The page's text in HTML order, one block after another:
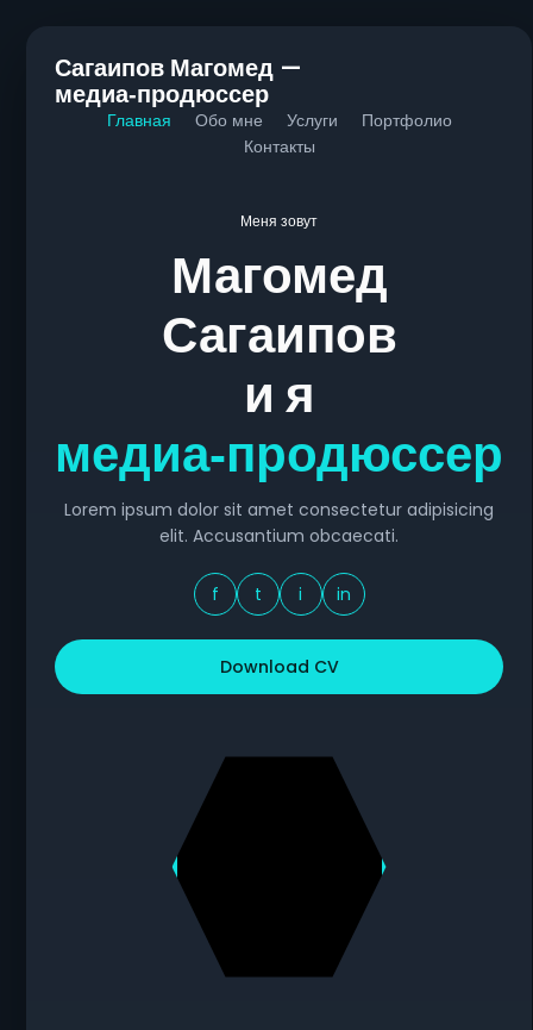
Сагаипов Магомед —
медиа‑продюссер
Главная Обо мне Услуги
Портфолио
Контакты
Меня зовут
Магомед
Сагаипов
и я
медиа‑продюссер
Lorem ipsum dolor sit amet consectetur adipisicing
elit. Accusantium obcaecati.
f t i in
Download CV